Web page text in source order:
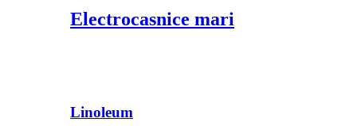
Electrocasnice mari
Linoleum